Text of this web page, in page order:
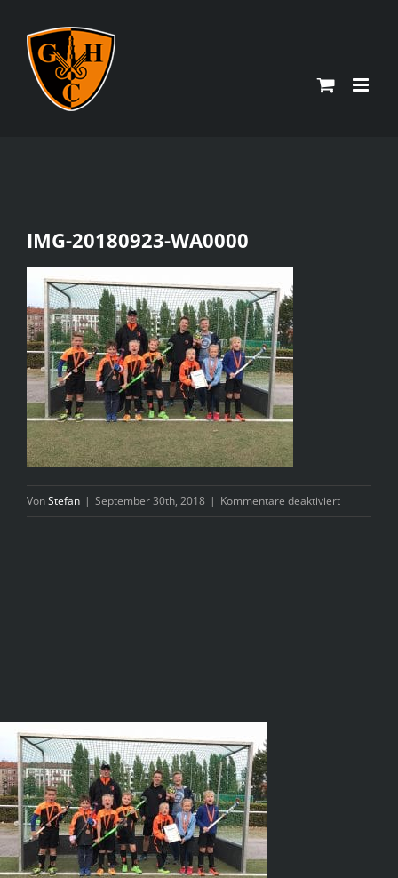
Inhalt
springen
IMG-20180923-WA0000
VonStefan | September 30th, 2018 | Kommentare deaktiviertfür
IMG-